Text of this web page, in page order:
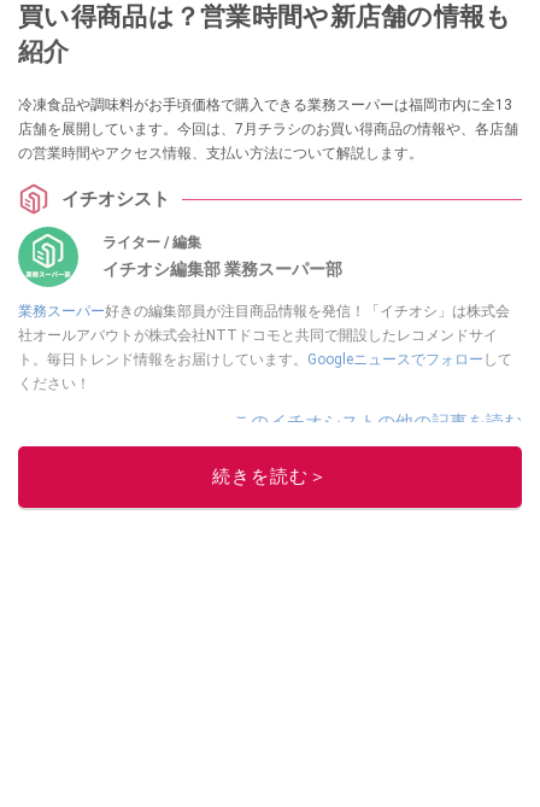
買い得商品は？営業時間や新店舗の情報も
紹介
冷凍食品や調味料がお手頃価格で購入できる業務スーパーは福岡市内に全13
店舗を展開しています。今回は、7月チラシのお買い得商品の情報や、各店舗
の営業時間やアクセス情報、支払い方法について解説します。
イチオシスト
ライター / 編集
イチオシ編集部 業務スーパー部
業務スーパー好きの編集部員が注目商品情報を発信！「イチオシ」は株式会
社オールアバウトが株式会社NTTドコモと共同で開設したレコメンドサイ
ト。毎日トレンド情報をお届けしています。 Googleニュースでフォロー して
ください！
このイチオシストの他の記事を読む
続きを読む＞